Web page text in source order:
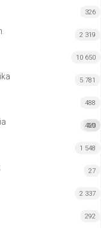
326
2 319
10 650
5 781
488
MI
420
1 548
27
2 337
292